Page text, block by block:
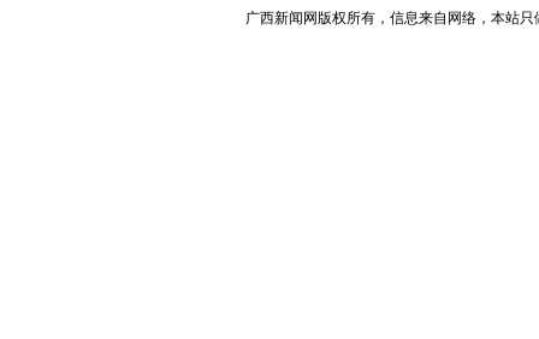
广西新闻网版权所有，信息来自网络，本站